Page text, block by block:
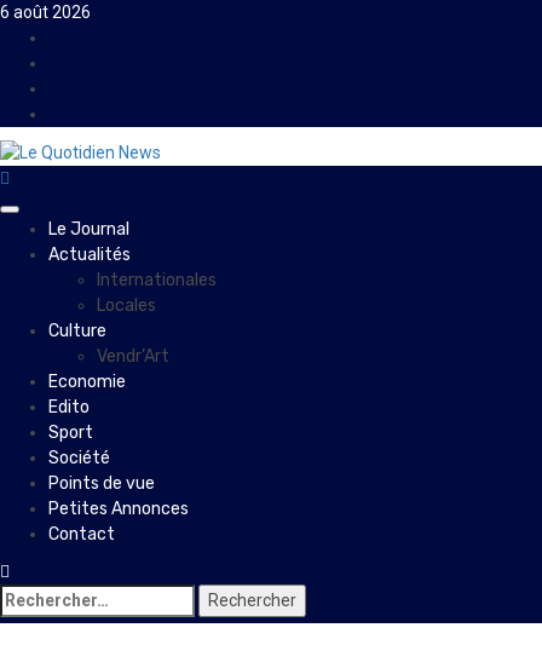
Skip
content
6 août 2026
PrimaryLe Journal
Actualités
Internationales
Locales
Culture
Vendr’Art
Economie
Edito
Sport
Société
Points de vue
Petites Annonces
Contact
Rechercher :